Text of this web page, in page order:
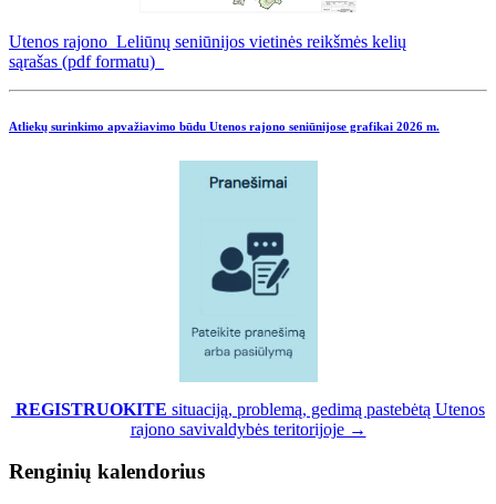
Utenos rajono Leliūnų seniūnijos vietinės reikšmės kelių
sąrašas (pdf formatu)
Atliekų surinkimo apvažiavimo būdu Utenos rajono seniūnijose grafikai 2026 m.
REGISTRUOKITE situaciją, problemą, gedimą pastebėtą Utenos
rajono savivaldybės teritorijoje →
Renginių kalendorius